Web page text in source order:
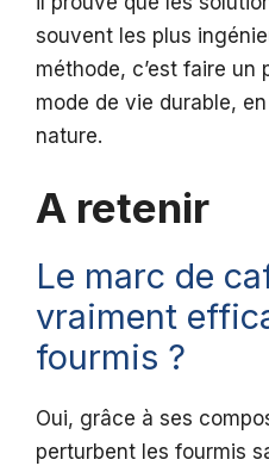
souvent les plus
méthode, c’est faire un
mode de vie durable,
nature.
A retenir
Le marc de
vraiment
fourmis ?
Oui, grâce à ses
perturbent les fourmis